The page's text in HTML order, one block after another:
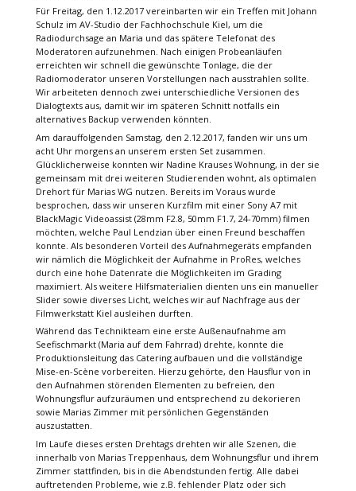
Für Freitag, den 1.12.2017 vereinbarten wir ein Treffen mit Johann
Schulz im AV-Studio der Fachhochschule Kiel, um die
Radiodurchsage an Maria und das spätere Telefonat des
Moderatoren aufzunehmen. Nach einigen Probeanläufen
erreichten wir schnell die gewünschte Tonlage, die der
Radiomoderator unseren Vorstellungen nach ausstrahlen sollte.
Wir arbeiteten dennoch zwei unterschiedliche Versionen des
Dialogtexts aus, damit wir im späteren Schnitt notfalls ein
alternatives Backup verwenden könnten.
Am darauffolgenden Samstag, den 2.12.2017, fanden wir uns um
acht Uhr morgens an unserem ersten Set zusammen.
Glücklicherweise konnten wir Nadine Krauses Wohnung, in der sie
gemeinsam mit drei weiteren Studierenden wohnt, als optimalen
Drehort für Marias WG nutzen. Bereits im Voraus wurde
besprochen, dass wir unseren Kurzfilm mit einer Sony A7 mit
BlackMagic Videoassist (28mm F2.8, 50mm F1.7, 24-70mm) filmen
möchten, welche Paul Lendzian über einen Freund beschaffen
konnte. Als besonderen Vorteil des Aufnahmegeräts empfanden
wir nämlich die Möglichkeit der Aufnahme in ProRes, welches
durch eine hohe Datenrate die Möglichkeiten im Grading
maximiert. Als weitere Hilfsmaterialien dienten uns ein manueller
Slider sowie diverses Licht, welches wir auf Nachfrage aus der
Filmwerkstatt Kiel ausleihen durften.
Während das Technikteam eine erste Außenaufnahme am
Seefischmarkt (Maria auf dem Fahrrad) drehte, konnte die
Produktionsleitung das Catering aufbauen und die vollständige
Mise-en-Scène vorbereiten. Hierzu gehörte, den Hausflur von in
den Aufnahmen störenden Elementen zu befreien, den
Wohnungsflur aufzuräumen und entsprechend zu dekorieren
sowie Marias Zimmer mit persönlichen Gegenständen
auszustatten.
Im Laufe dieses ersten Drehtags drehten wir alle Szenen, die
innerhalb von Marias Treppenhaus, dem Wohnungsflur und ihrem
Zimmer stattfinden, bis in die Abendstunden fertig. Alle dabei
auftretenden Probleme, wie z.B. fehlender Platz oder sich